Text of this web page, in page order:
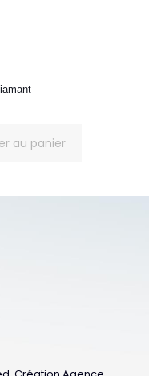
au panier